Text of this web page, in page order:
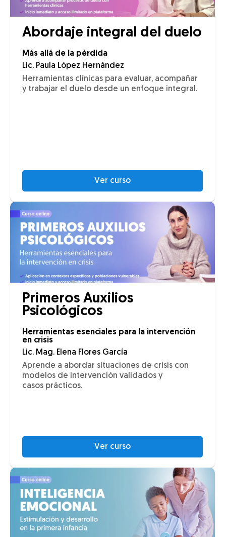
Abordaje integral del duelo
Más allá de la pérdida
Lic. Paula López Hernández
Herramientas clínicas para evaluar, acompañar
y trabajar el duelo desde un enfoque integral.
Ver curso
Primeros Auxilios
Psicológicos
Herramientas esenciales para la intervención
en crisis
Lic. Mag. Elena Flores García
Aprende a abordar situaciones de crisis con
modelos de intervención validados y
casos prácticos.
Ver curso